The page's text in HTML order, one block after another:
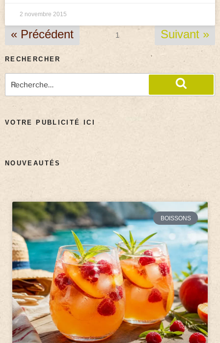
2 novembre 2015
« Précédent 1 Suivant »
RECHERCHER
VOTRE PUBLICITÉ ICI
NOUVEAUTÉS
BOISSONS